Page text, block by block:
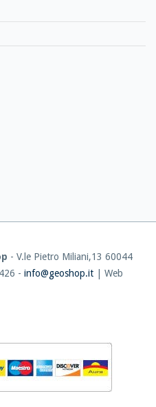
- V.le Pietro Miliani,13 60044
- info@geoshop.it | Web